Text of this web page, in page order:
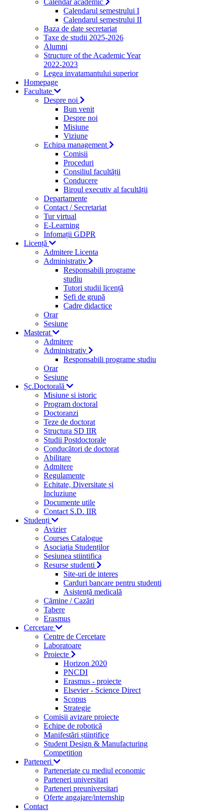
Calendar academic
Calendarul semestrului I
Calendarul semestrului II
Baza de date secretariat
Taxe de studii 2025-2026
Alumni
Structure of the Academic Year
2022-2023
Legea invatamantului superior
Homepage
Facultate
Despre noi
Bun venit
Despre noi
Misiune
Viziune
Echipa management
Comisii
Proceduri
Consiliul facultății
Conducere
Biroul executiv al facultății
Departamente
Contact / Secretariat
Tur virtual
E-Learning
Infomații GDPR
Licență
Admitere Licenta
Administrativ
Responsabili programe
studiu
Tutori studii licență
Şefi de grupă
Cadre didactice
Orar
Sesiune
Masterat
Admitere
Administrativ
Responsabili programe studiu
Orar
Sesiune
Șc.Doctorală
Misiune si istoric
Program doctoral
Doctoranzi
Teze de doctorat
Structura SD IIR
Studii Postdoctorale
Conducători de doctorat
Abilitare
Admitere
Regulamente
Echitate, Diversitate și
Incluziune
Documente utile
Contact S.D. IIR
Studenți
Avizier
Courses Catalogue
Asociația Studenților
Sesiunea stiintifica
Resurse studenti
Site-uri de interes
Carduri bancare pentru studenti
Asistență medicală
Cămine / Cazări
Tabere
Erasmus
Cercetare
Centre de Cercetare
Laboratoare
Proiecte
Horizon 2020
PNCDI
Erasmus - proiecte
Elsevier - Science Direct
Scopus
Strategie
Comisii avizare proiecte
Echipe de robotică
Manifestări științifice
Student Design & Manufacturing
Competition
Parteneri
Parteneriate cu mediul economic
Parteneri universitari
Parteneri preuniversitari
Oferte angajare/internship
Contact